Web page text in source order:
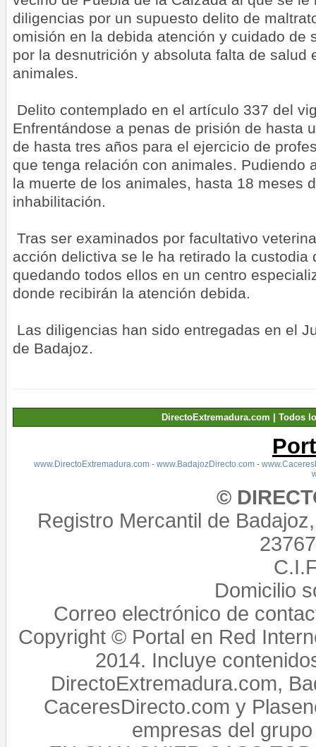
diligencias por un supuesto delito de
omisión en la debida atención y cuidado de
por la desnutrición y absoluta falta de salud
animales.
Delito contemplado en el artículo 337 del
Enfrentándose a penas de prisión de hasta
de hasta tres años para el ejercicio de
que tenga relación con animales. Pudiendo
la muerte de los animales, hasta 18 meses
inhabilitación.
Tras ser examinados por facultativo
acción delictiva se le ha retirado la custodia
quedando todos ellos en un centro
donde recibirán la atención debida.
Las diligencias han sido entregadas en el
de Badajoz.
DirectoExtremadura.com | Todos
www.DirectoExtremadura.com- www.BadajozDirecto.com-
©
Registro Mercantil de
Domicilio
Correo electrónico de
Copyright © Portal en Red
2014. Incluye
DirectoExtremadura.com,
CaceresDirecto.com y
empresas del